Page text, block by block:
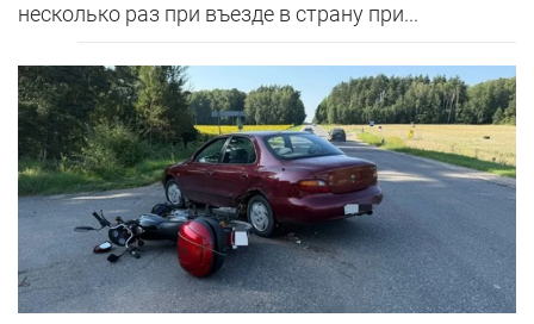
несколько раз при въезде в страну при...